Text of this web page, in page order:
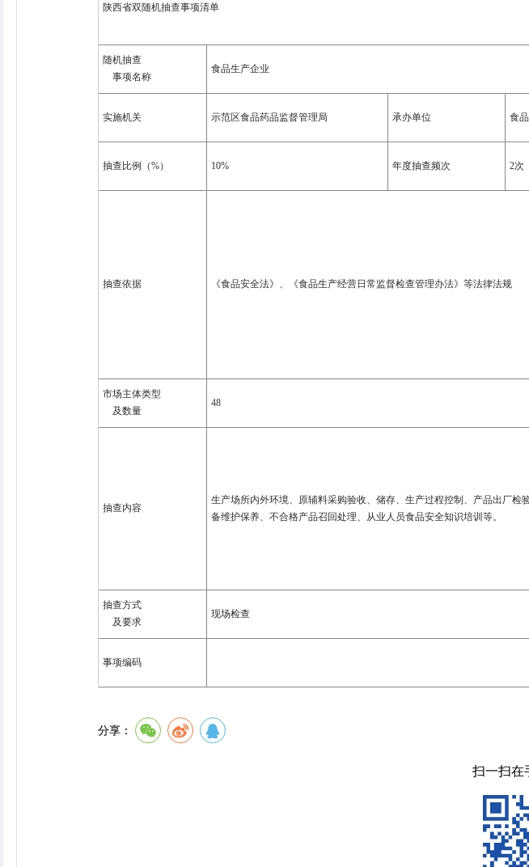
陕西省双随机抽查事项清单
随机抽查
事项名称
食品生产企业
实施机关 示范区食品药品监督管理局 承办单位 食
抽查比例（%） 10% 年度抽查频次 2次
抽查依据 《食品安全法》、《食品生产经营日常监督检查管理办法》等法律法规
市场主体类型
及数量
48
抽查内容
生产场所内外环境、原辅料采购验收、储存、生产过程控制、产品出厂检
备维护保养、不合格产品召回处理、从业人员食品安全知识培训等。
抽查方式
及要求
现场检查
事项编码
分享：
扫一扫在